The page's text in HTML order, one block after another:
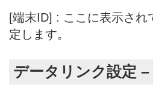
[端末ID] : ここに表示され
定します。
データリンク設定